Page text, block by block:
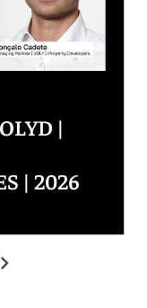
|
| 2026
chevron_right